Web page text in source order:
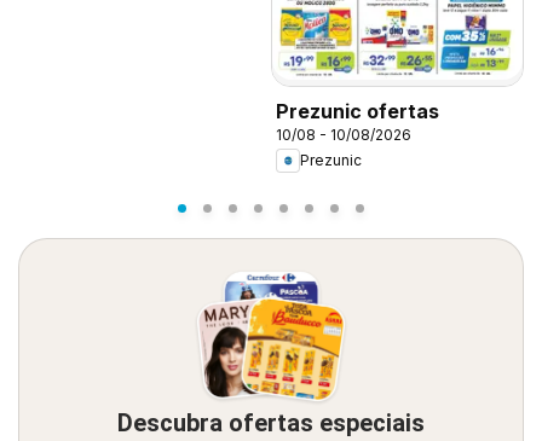
Prezunic ofertas
10/08 - 10/08/2026
Prezunic
Descubra ofertas especiais